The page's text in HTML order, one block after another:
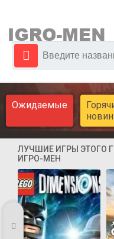
Ожидаемые
ЛУЧШИЕ ИГРЫ ЭТОГО
ИГРО-МЕН